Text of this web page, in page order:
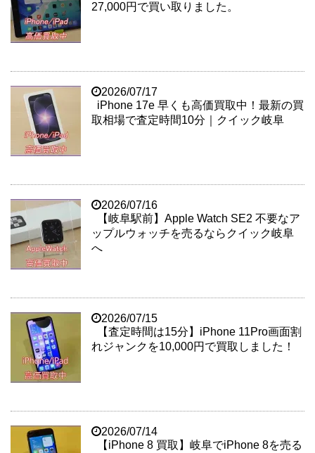
27,000円で買い取りました。
2026/07/17
iPhone 17e 早くも高価買取中！最新の買
取相場で査定時間10分｜クイック岐阜
2026/07/16
【岐阜駅前】Apple Watch SE2 不要なア
ップルウォッチを売るならクイック岐阜
へ
2026/07/15
【査定時間は15分】iPhone 11Pro画面割
れジャンクを10,000円で買取しました！
2026/07/14
【iPhone 8 買取】岐阜でiPhone 8を売る